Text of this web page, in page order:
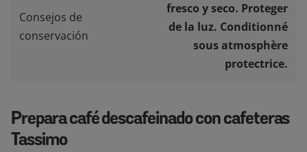
Consejos de
conservación
fresco y seco. Proteger
de la luz. Conditionné
sous atmosphère
protectrice.
Prepara café descafeinado con cafeteras
Tassimo